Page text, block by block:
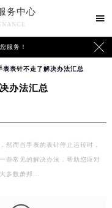
务中心

服务！ 
表表针不走了解决办法汇总
办法汇总
然而当手表的表针停止运转时，
些常见的解决办法，帮助您应对
多数萧邦…